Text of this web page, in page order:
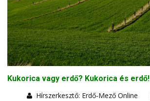
Kukorica vagy erdő? Kukorica és erdő!
Hírszerkesztő: Erdő-Mező Online